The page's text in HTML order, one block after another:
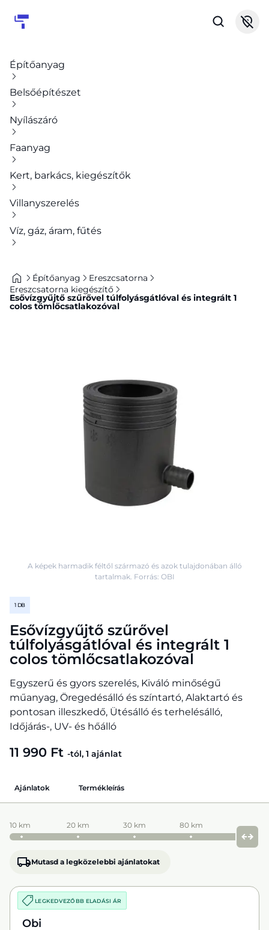
Építőanyag
Belsőépítészet
Nyílászáró
Faanyag
Kert, barkács, kiegészítők
Villanyszerelés
Víz, gáz, áram, fűtés
Építőanyag
Ereszcsatorna
Ereszcsatorna kiegészítő
Esővízgyűjtő szűrővel túlfolyásgátlóval és integrált 1
colos tömlőcsatlakozóval
1 DB
Esővízgyűjtő szűrővel
túlfolyásgátlóval és integrált 1
colos tömlőcsatlakozóval
Egyszerű és gyors szerelés, Kiváló minőségű
műanyag, Öregedésálló és színtartó, Alaktartó és
pontosan illeszkedő, Ütésálló és terhelésálló,
Időjárás-, UV- és hőálló
11 990 Ft -tól, 1 ajánlat
A képek harmadik féltől származó és azok tulajdonában álló
tartalmak. Forrás: OBI
Ajánlatok Termékleírás
10 km 20 km 30 km 80 km
Mutasd a legközelebbi ajánlatokat
LEGKEDVEZŐBB ELADÁSI ÁR
Obi